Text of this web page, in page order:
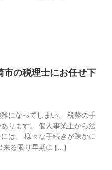
市の税理士にお任せ下
になってしまい、 税務の手
ります。 個人事業主から法
は、 様々な手続きが疎かに
来る限り早期に […]